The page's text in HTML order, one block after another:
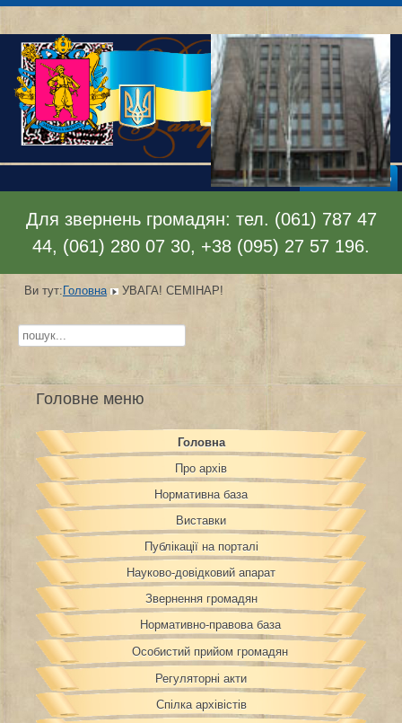
Відкрити меню
Для звернень громадян: тел. (061) 787 47
44, (061) 280 07 30, +38 (095) 27 57 196.
Ви тут:Головна УВАГА! СЕМІНАР!
Пошук...
Головне меню
Головна
Про архів
Нормативна база
Виставки
Публікації на порталі
Науково-довідковий апарат
Звернення громадян
Нормативно-правова база
Особистий прийом громадян
Регуляторні акти
Спілка архівістів